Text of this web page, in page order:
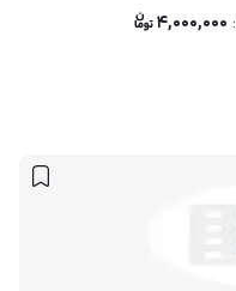
: ۴,۰۰۰,۰۰۰